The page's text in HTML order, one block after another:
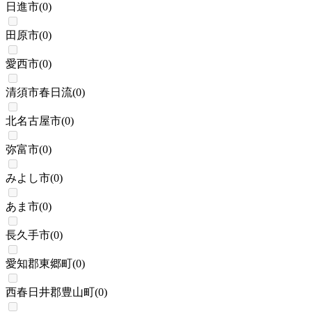
日進市(0)
田原市(0)
愛西市(0)
清須市春日流(0)
北名古屋市(0)
弥富市(0)
みよし市(0)
あま市(0)
長久手市(0)
愛知郡東郷町(0)
西春日井郡豊山町(0)